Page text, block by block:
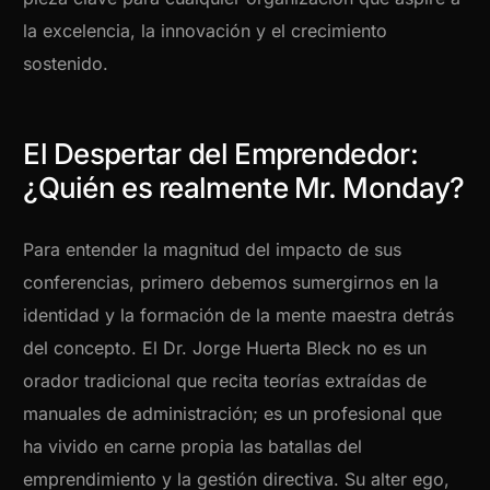
la excelencia, la innovación y el crecimiento
sostenido.
El Despertar del Emprendedor:
¿Quién es realmente Mr. Monday?
Para entender la magnitud del impacto de sus
conferencias, primero debemos sumergirnos en la
identidad y la formación de la mente maestra detrás
del concepto. El Dr. Jorge Huerta Bleck no es un
orador tradicional que recita teorías extraídas de
manuales de administración; es un profesional que
ha vivido en carne propia las batallas del
emprendimiento y la gestión directiva. Su alter ego,